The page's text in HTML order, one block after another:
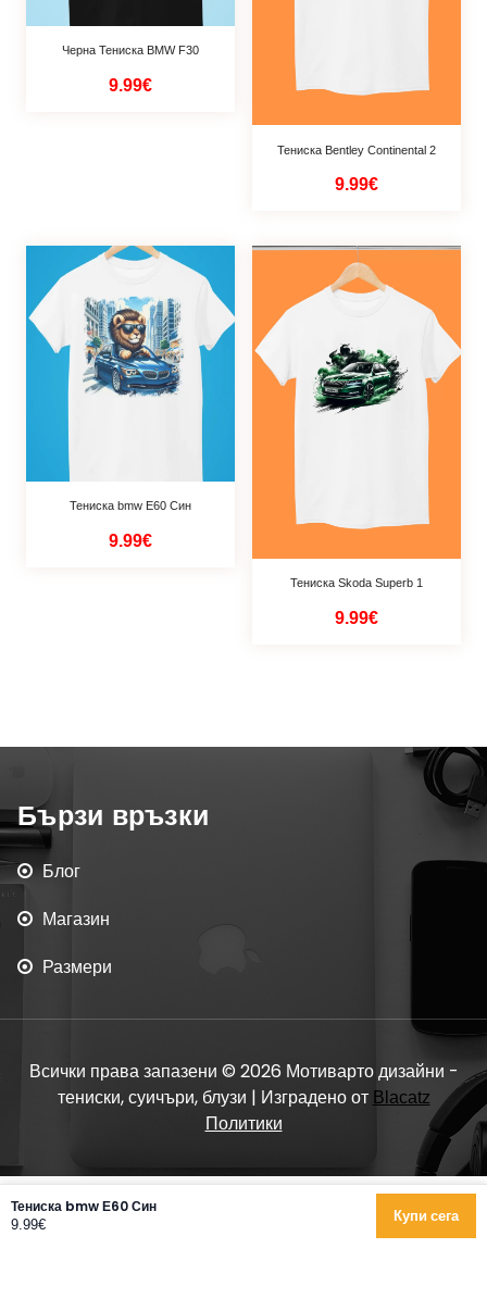
Черна Тениска BMW F30
9.99€
Тениска Bentley Continental 2
9.99€
Тениска bmw Е60 Син
9.99€
Тениска Skoda Superb 1
9.99€
Бързи връзки
Блог
Магазин
Размери
Всички права запазени © 2026 Мотиварто дизайни -
тениски, суичъри, блузи | Изградено от Blacatz
Политики
Тениска bmw Е60 Син
9.99€ Купи сега